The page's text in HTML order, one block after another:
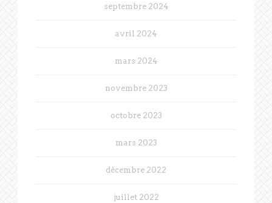
septembre 2024
avril 2024
mars 2024
novembre 2023
octobre 2023
mars 2023
décembre 2022
juillet 2022